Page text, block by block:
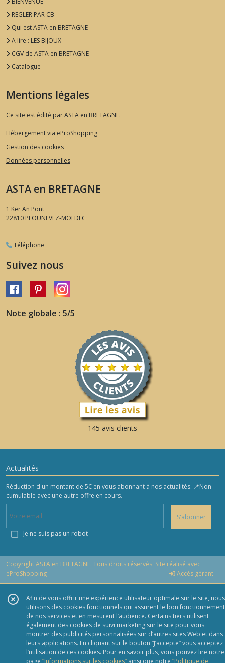
REGLER PAR CB
Qui est ASTA en BRETAGNE
A lire : LES BIJOUX
CGV de ASTA en BRETAGNE
Catalogue
Mentions légales
Ce site est édité par ASTA en BRETAGNE.
Hébergement via eProShopping
Gestion des cookies
Données personnelles
ASTA en BRETAGNE
1 Ker An Pont
22810 PLOUNEVEZ-MOEDEC
Téléphone
Suivez nous
Note globale : 5/5
145 avis clients
Actualités
Réduction d'un montant de 5€ en vous abonnant à nos actualités. 📍Non
cumulable avec une autre offre en cours.
S'abonner
Je ne suis pas un robot
Copyright ASTA en BRETAGNE. Tous droits réservés. Site réalisé avec
eProShopping
Accès gérant
Afin de vous offrir une expérience utilisateur optimale sur le site, nous
utilisons des cookies fonctionnels qui assurent le bon fonctionnement
de nos services et en mesurent l’audience. Certains tiers utilisent
également des cookies de suivi marketing sur le site pour vous
montrer des publicités personnalisées sur d’autres sites Web et dans
leurs applications. En cliquant sur le bouton “J’accepte” vous acceptez
l’utilisation de ces cookies. Pour en savoir plus, vous pouvez lire notre
page “Informations sur les cookies” ainsi que notre “Politique de